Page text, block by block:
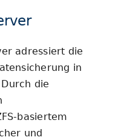
adressiert die
in
die
basiertem
und